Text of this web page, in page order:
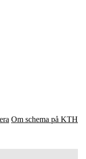
Om schema på KTH